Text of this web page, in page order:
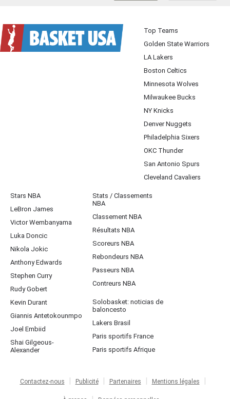
Top Teams
Golden State Warriors
LA Lakers
Boston Celtics
Minnesota Wolves
Milwaukee Bucks
NY Knicks
Denver Nuggets
Philadelphia Sixers
OKC Thunder
San Antonio Spurs
Cleveland Cavaliers
Stars NBA
LeBron James
Victor Wembanyama
Luka Doncic
Nikola Jokic
Anthony Edwards
Stephen Curry
Rudy Gobert
Kevin Durant
Giannis Antetokounmpo
Joel Embiid
Shai Gilgeous-
Alexander
Stats / Classements
NBA
Classement NBA
Résultats NBA
Scoreurs NBA
Rebondeurs NBA
Passeurs NBA
Contreurs NBA
Solobasket: noticias de
baloncesto
Lakers Brasil
Paris sportifs France
Paris sportifs Afrique
Contactez-nous Publicité Partenaires Mentions légales